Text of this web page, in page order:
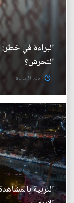
البراءة في
التحرش؟
منذ 9 ساعة
التربية